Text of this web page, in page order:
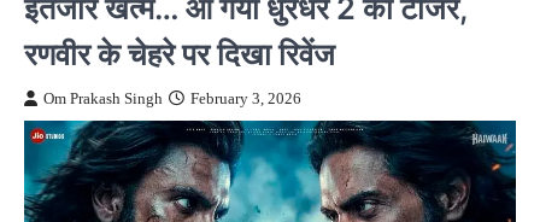
रणवीर के चेहरे पर दिखा रिवेंज
Om Prakash Singh February 3, 2026